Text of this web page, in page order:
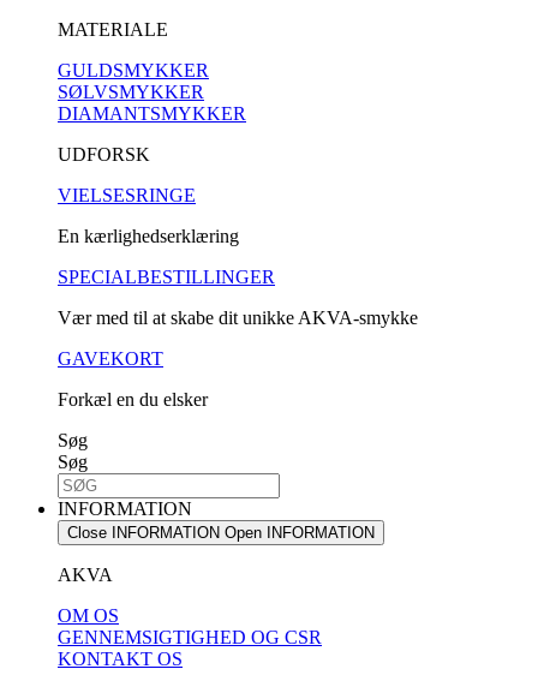
MATERIALE
GULDSMYKKER
SØLVSMYKKER
DIAMANTSMYKKER
UDFORSK
VIELSESRINGE
En kærlighedserklæring
SPECIALBESTILLINGER
Vær med til at skabe dit unikke AKVA-smykke
GAVEKORT
Forkæl en du elsker
Søg
Søg
INFORMATION
Close INFORMATION Open INFORMATION
AKVA
OM OS
GENNEMSIGTIGHED OG CSR
KONTAKT OS